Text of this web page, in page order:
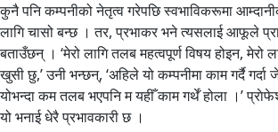
कुनै पनि कम्पनीको नेतृत्व गरेपछि स्वभाविकरूमा
लागि चासो बन्छ । तर, प्रभाकर भने त्यसलाई आफूले
बताउँछन् । ‘मेरो लागि तलब महत्वपूर्ण विषय होइन, मेरो
खुसी छु,’ उनी भन्छन्, ‘अहिले यो कम्पनीमा काम गर्दै गर्दा
योभन्दा कम तलब भएपनि म यहीँ काम गर्थें होला ।’
यो भनाई धेरै प्रभावकारी छ ।